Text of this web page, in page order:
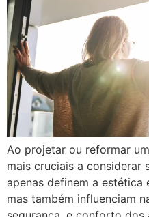
Ao projetar ou reformar
mais cruciais a considerar
apenas definem a estética
mas também influenciam